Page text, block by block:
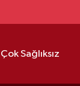
Çok Sağlıksız